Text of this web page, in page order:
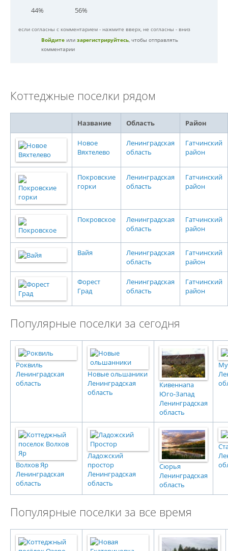
44%
56%
если согласны с комментарием - нажмите вверх, не согласны - вниз
Войдите или зарегистрируйтесь, чтобы отправлять
комментарии
Коттеджные поселки рядом
Название Область Район
Новое
Вяхтелево
Ленинградская
область
Гатчинский
район
Покровские
горки
Ленинградская
область
Гатчинский
район
Покровское
Ленинградская
область
Гатчинский
район
Вайя
Ленинградская
область
Гатчинский
район
Форест
Град
Ленинградская
область
Гатчинский
район
Популярные поселки за сегодня
Роквиль
Ленинградская
область
Новые ольшаники
Ленинградская
область
Кивеннапа
Юго-Запад
Ленинградская
область
Волхов Яр
Ленинградская
область
Ладожский
простор
Ленинградская
область
Сюрья
Ленинградская
область
Популярные поселки за все время